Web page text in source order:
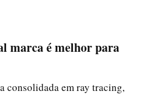
marca é melhor para
em ray tracing,